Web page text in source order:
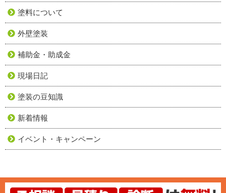
塗料について
外壁塗装
補助金・助成金
現場日記
塗装の豆知識
新着情報
イベント・キャンペーン